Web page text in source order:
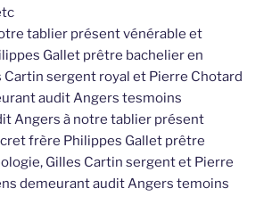
tablier présent vénérable et
Gallet prêtre bachelier en
sergent royal et Pierre Chotard
audit Angers tesmoins
Angers à notre tablier présent
frère Philippes Gallet prêtre
Gilles Cartin sergent et Pierre
demeurant audit Angers temoins